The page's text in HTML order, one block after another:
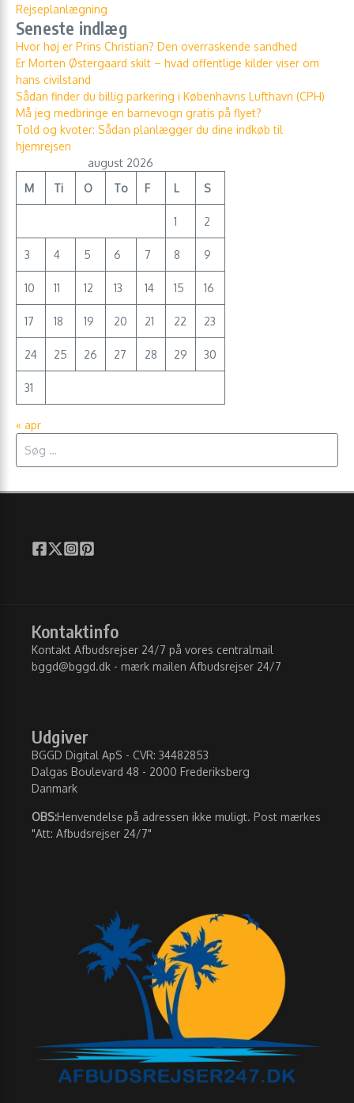
Rejseplanlægning
Seneste indlæg
Hvor høj er Prins Christian? Den overraskende sandhed
Er Morten Østergaard skilt – hvad offentlige kilder viser om
hans civilstand
Sådan finder du billig parkering i Københavns Lufthavn (CPH)
Må jeg medbringe en barnevogn gratis på flyet?
Told og kvoter: Sådan planlægger du dine indkøb til
hjemrejsen
august 2026
M
Ti O To F L S
1 2
3 4 5 6 7 8 9
10 11 12 13 14 15 16
17 18 19 20 21 22 23
24 25 26 27 28 29 30
31
« apr
Kontaktinfo
Kontakt Afbudsrejser 24/7 på vores centralmail
bggd@bggd.dk - mærk mailen Afbudsrejser 24/7
Udgiver
BGGD Digital ApS - CVR: 34482853
Dalgas Boulevard 48 - 2000 Frederiksberg
Danmark
OBS:Henvendelse på adressen ikke muligt. Post mærkes
"Att: Afbudsrejser 24/7"